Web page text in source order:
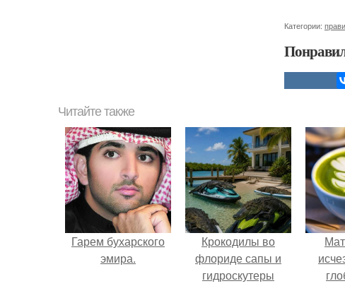
Категории:
Читайте также
Гарем бухарского
эмира.
Крокодилы во
флориде сапы и
гидроскутеры